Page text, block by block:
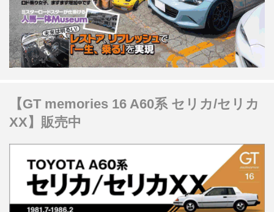
【GT memories 16 A60系 セリカ/セリカ
XX】販売中